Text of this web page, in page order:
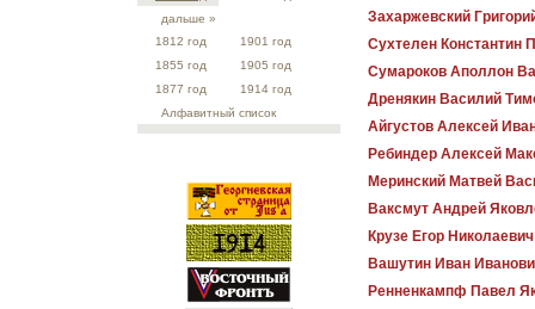
дальше »
1812 год
1901 год
1855 год
1905 год
1877 год
1914 год
Алфавитный список
Захаржевский
Сухтелен Константин
Сумароков Аполлон
Дренякин Василий
Айгустов Алексей
Ребиндер Алексей
Меринский Матвей
Ваксмут Андрей
Крузе Егор Николаевич
Вашутин Иван
Ренненкампф Павел